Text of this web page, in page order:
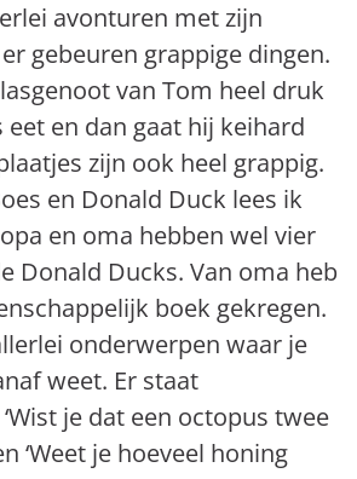
avonturen met zijn
gebeuren grappige dingen.
van Tom heel druk
eet en dan gaat hij keihard
zijn ook heel grappig.
en Donald Duck lees ik
en oma hebben wel vier
Donald Ducks. Van oma heb
boek gekregen.
onderwerpen waar je
weet. Er staat
je dat een octopus twee
‘Weet je hoeveel honing